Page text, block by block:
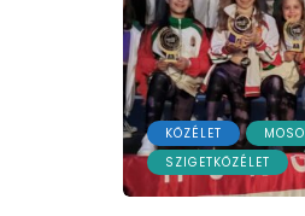
KÖZÉLET
SZIGETKÖZÉLET